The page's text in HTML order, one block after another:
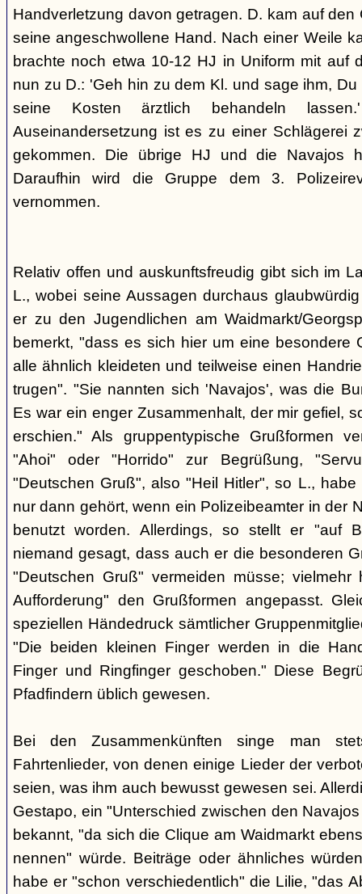
Handverletzung davon getragen. D. kam auf den
seine angeschwollene Hand. Nach einer Weile
brachte noch etwa 10-12 HJ in Uniform mit auf
nun zu D.: 'Geh hin zu dem Kl. und sage ihm,
seine Kosten ärztlich behandeln
Auseinandersetzung ist es zu einer Schlägerei
gekommen. Die übrige HJ und die Navajos
Daraufhin wird die Gruppe dem 3.
vernommen.
Relativ offen und auskunftsfreudig gibt sich im
L., wobei seine Aussagen durchaus
er zu den Jugendlichen am Waidmarkt/
bemerkt, "dass es sich hier um eine besondere
alle ähnlich kleideten und teilweise einen
trugen". "Sie nannten sich 'Navajos', was die
Es war ein enger Zusammenhalt, der mir gefiel,
erschien." Als gruppentypische Grußformen
"Ahoi" oder "Horrido" zur Begrüßung,
"Deutschen Gruß", also "Heil Hitler", so L.,
nur dann gehört, wenn ein Polizeibeamter in der
benutzt worden. Allerdings, so stellt er "auf
niemand gesagt, dass auch er die besonderen
"Deutschen Gruß" vermeiden müsse;
Aufforderung" den Grußformen angepasst.
speziellen Händedruck sämtlicher
"Die beiden kleinen Finger werden in die
Finger und Ringfinger geschoben." Diese
Pfadfindern üblich gewesen.
Bei den Zusammenkünften singe man
Fahrtenlieder, von denen einige Lieder der
seien, was ihm auch bewusst gewesen sei.
Gestapo, ein "Unterschied zwischen den
bekannt, "da sich die Clique am Waidmarkt
nennen" würde. Beiträge oder ähnliches
habe er "schon verschiedentlich" die Lilie, "das